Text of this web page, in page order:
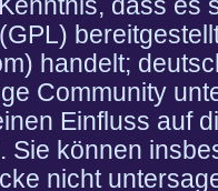
dass es
handelt;
Community
Einfluss auf
Sie können
nicht